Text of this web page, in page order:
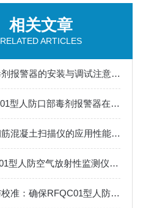
相关文章
RELATED ARTICLES
口部毒剂报警器的安装与调试注意事项
RFDG01型人防口部毒剂报警器在应急响应中的应用效果
人防钢筋混凝土扫描仪的应用性能研究
RFQF01型人防空气放射性监测仪的工作原理与技术分析
维护与校准：确保RFQC01型人防生物报警器长期有效